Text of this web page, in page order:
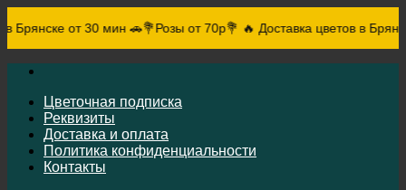
от 30 мин 🚗 💐Розы от 70р💐 🔥 Доставка цветов в
Цветочная подписка
Реквизиты
Доставка и оплата
Политика конфиденциальности
Контакты